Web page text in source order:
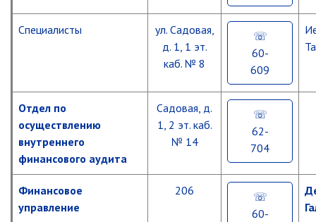
Средства массовой информации
Антитеррористическая деятельность
Независимая антикоррупционная
Приёмная
РАБОТА С ОБЩЕСТВЕННОСТЬЮ
Общественная приемная
Информационные встречи
Пресс-конференции
Общественная палата
Специалисты
ул. Садовая,
д. 1, 1 эт.
каб. № 8
60-
609
Отдел по
осуществлению
внутреннего
финансового аудита
Садовая, д.
1, 2 эт. каб.
№ 14
62-
704
Финансовое
управление
206
60-
Развитие
физической
культуры
Реализация
молодежной
политики
Содействие
гражданам
в
приобретении
жилья